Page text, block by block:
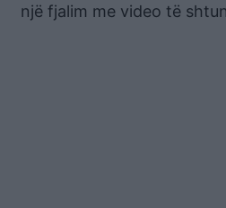
një fjalim me video të